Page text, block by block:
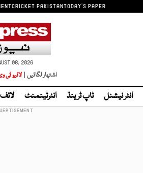
CRICKET PAKISTANTODAY'S PAPER
08, 2026
اشتہار لگائیں | لائیو ٹی
انٹر نیشنل ٹاپ ٹرینڈ انٹرٹینمنٹ